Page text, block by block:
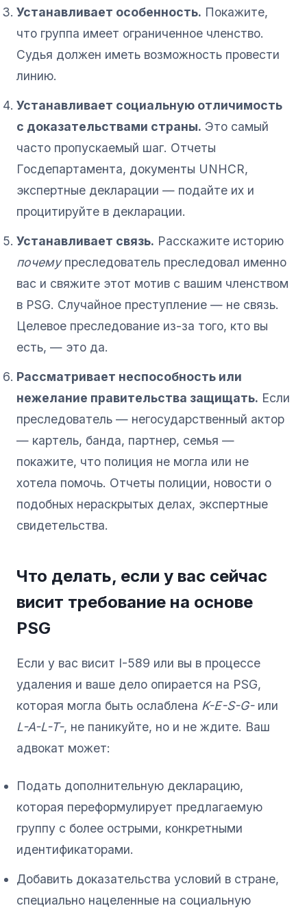
Устанавливает особенность. Покажите,
что группа имеет ограниченное членство.
Судья должен иметь возможность провести
линию.
Устанавливает социальную отличимость
с доказательствами страны. Это самый
часто пропускаемый шаг. Отчеты
Госдепартамента, документы UNHCR,
экспертные декларации — подайте их и
процитируйте в декларации.
Устанавливает связь. Расскажите историю
почемупреследователь преследовал именно
вас и свяжите этот мотив с вашим членством
в PSG. Случайное преступление — не связь.
Целевое преследование из-за того, кто вы
есть, — это да.
Рассматривает неспособность или
нежелание правительства защищать. Если
преследователь — негосударственный актор
— картель, банда, партнер, семья —
покажите, что полиция не могла или не
хотела помочь. Отчеты полиции, новости о
подобных нераскрытых делах, экспертные
свидетельства.
Что делать, если у вас сейчас
висит требование на основе
PSG
Если у вас висит I-589 или вы в процессе
удаления и ваше дело опирается на PSG,
которая могла быть ослаблена K-E-S-G-или
L-A-L-T-, не паникуйте, но и не ждите. Ваш
адвокат может:
Подать дополнительную декларацию,
которая переформулирует предлагаемую
группу с более острыми, конкретными
идентификаторами.
Добавить доказательства условий в стране,
специально нацеленные на социальную